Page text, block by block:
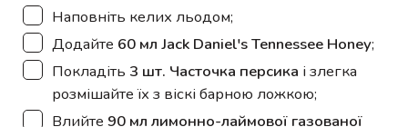
▢
Наповніть келих льодом;
▢
Додайте 60 мл Jack Daniel's Tennessee Honey;
▢
Покладіть 3 шт. Часточка персика і злегка
розмішайте їх з віскі барною ложкою;
▢
Влийте 90 мл лимонно-лаймової газованої